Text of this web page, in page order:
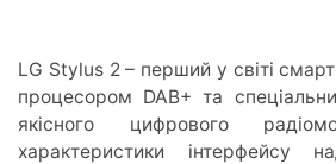
LG Stylus 2 – перший у світі
процесором DAB+ та
якісного цифрового
характеристики інтерфейсу